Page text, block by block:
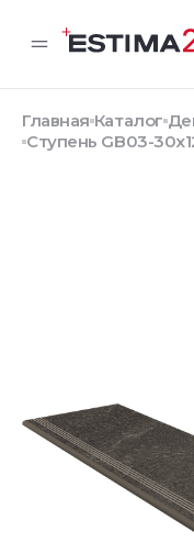
Главная Каталог
Ступень GB03-